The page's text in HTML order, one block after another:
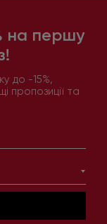
на першу
до -15%,
пропозиції та